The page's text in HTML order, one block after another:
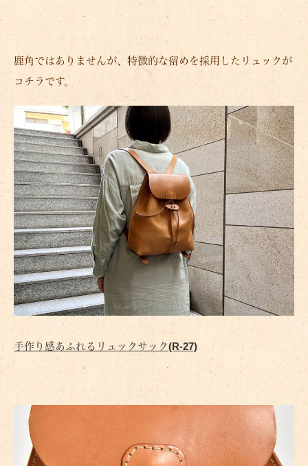
鹿角ではありませんが、特徴的な留めを採用したリュックが
コチラです。
手作り感あふれるリュックサック(R-27)